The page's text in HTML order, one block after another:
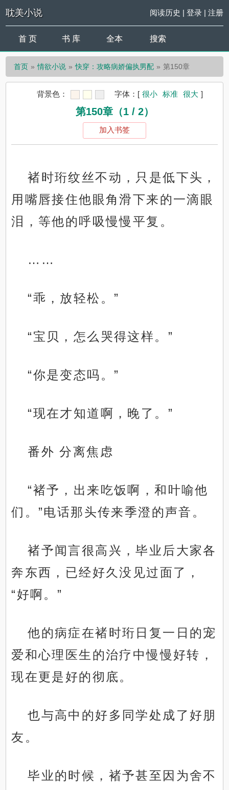
耽美小说 阅读历史 | 登录| 注册
首 页 书 库 全本 搜索
首页 情欲小说 快穿：攻略病娇偏执男配 第150章
背景色： 字体： [ 很小 标准 很大 ]
第150章（1 / 2）
加入书签
褚时珩纹丝不动，只是低下头，
用嘴唇接住他眼角滑下来的一滴眼
泪，等他的呼吸慢慢平复。
……
“乖，放轻松。”
“宝贝，怎么哭得这样。”
“你是变态吗。”
“现在才知道啊，晚了。”
番外 分离焦虑
“褚予，出来吃饭啊，和叶喻他
们。”电话那头传来季澄的声音。
褚予闻言很高兴，毕业后大家各
奔东西，已经好久没见过面了，
“好啊。”
他的病症在褚时珩日复一日的宠
爱和心理医生的治疗中慢慢好转，
现在更是好的彻底。
也与高中的好多同学处成了好朋
友。
毕业的时候，褚予甚至因为舍不